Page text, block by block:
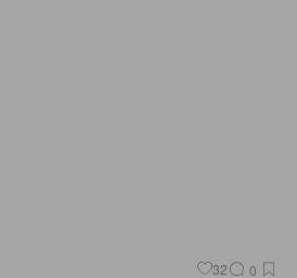
32 0